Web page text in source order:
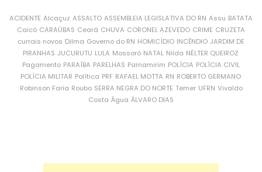
ACIDENTE Alcaçuz ASSALTO ASSEMBLEIA LEGISLATIVA DO RN Assu BATATA
Caicó CARAÚBAS Ceará CHUVA CORONEL AZEVEDO CRIME CRUZETA
currais novos Dilma Governo do RN HOMICÍDIO INCÊNDIO JARDIM DE
PIRANHAS JUCURUTU LULA Mossoró NATAL Nilda NÉLTER QUEIROZ
Pagamento PARAÍBA PARELHAS Parnamirim POLÍCIA POLÍCIA CIVIL
POLÍCIA MILITAR Política PRF RAFAEL MOTTA RN ROBERTO GERMANO
Robinson Faria Roubo SERRA NEGRA DO NORTE Temer UFRN Vivaldo
Costa Água ÁLVARO DIAS